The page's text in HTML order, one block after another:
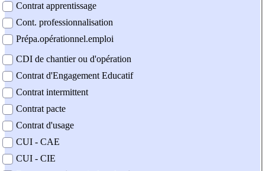
Contrat apprentissage
Cont. professionnalisation
Prépa.opérationnel.emploi
CDI de chantier ou d'opération
Contrat d'Engagement Educatif
Contrat intermittent
Contrat pacte
Contrat d'usage
CUI - CAE
CUI - CIE